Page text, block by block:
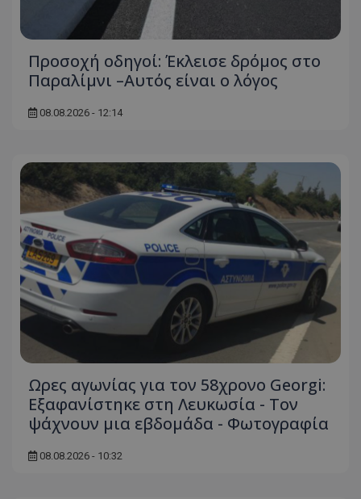
Προσοχή οδηγοί: Έκλεισε δρόμος στο
Παραλίμνι –Αυτός είναι ο λόγος
08.08.2026 - 12:14
Ωρες αγωνίας για τον 58χρονο Georgi:
Εξαφανίστηκε στη Λευκωσία - Toν
ψάχνουν μια εβδομάδα - Φωτογραφία
08.08.2026 - 10:32